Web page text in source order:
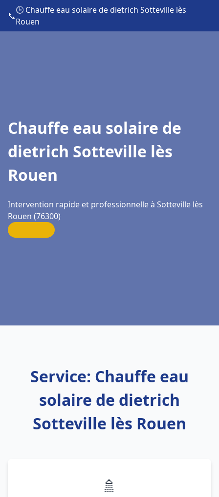
📞
🕒 Chauffe eau solaire de dietrich Sotteville lès
Rouen
Chauffe eau solaire de
dietrich Sotteville lès
Rouen
Intervention rapide et professionnelle à Sotteville lès
Rouen (76300)
Service: Chauffe eau
solaire de dietrich
Sotteville lès Rouen
🚿